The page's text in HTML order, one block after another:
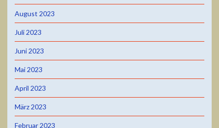
August 2023
Juli 2023
Juni 2023
Mai 2023
April 2023
März 2023
Februar 2023